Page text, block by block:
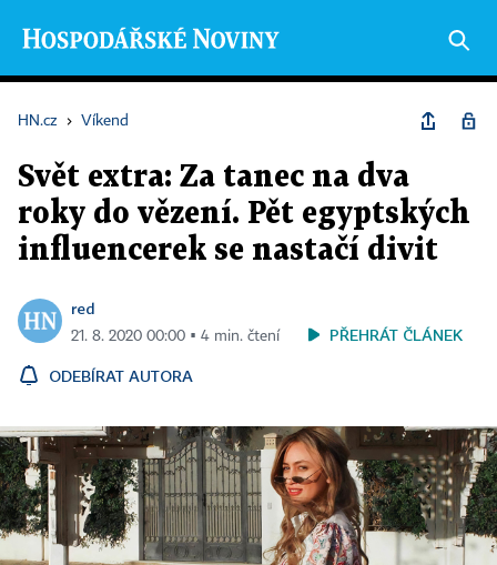
HN.cz › Víkend
Svět extra: Za tanec na dva
roky do vězení. Pět egyptských
influencerek se nastačí divit
red
21. 8. 2020 00:00 ▪ 4 min. čtení PŘEHRÁT ČLÁNEK
ODEBÍRAT AUTORA